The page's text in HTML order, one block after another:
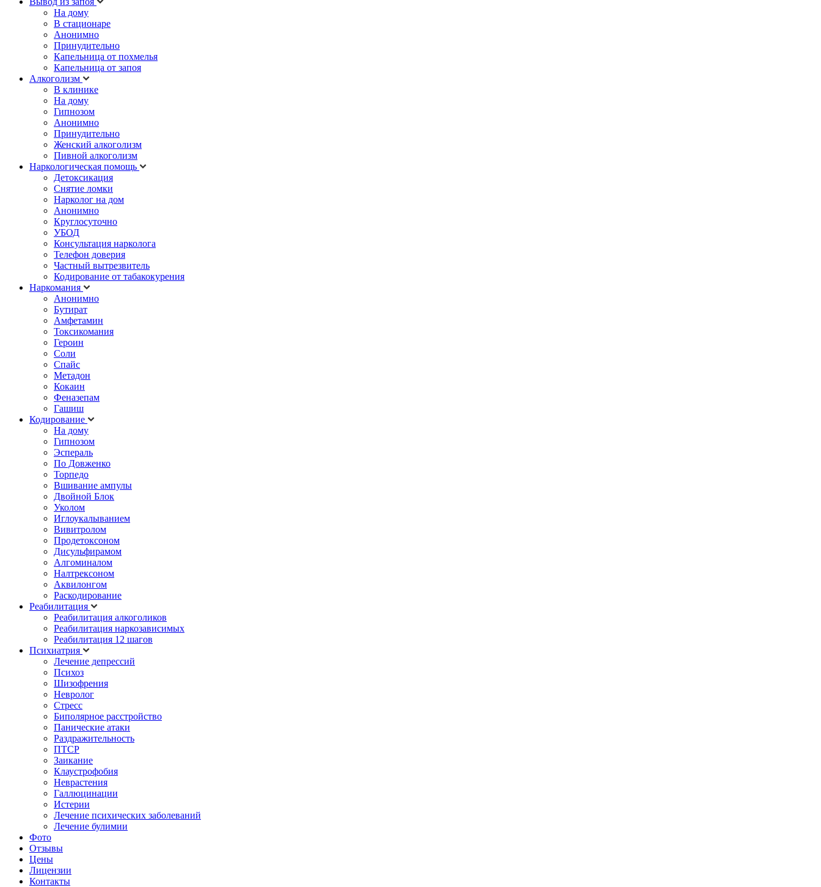
На дому
В стационаре
Анонимно
Принудительно
Капельница от похмелья
Капельница от запоя
Алкоголизм
В клинике
На дому
Гипнозом
Анонимно
Принудительно
Женский алкоголизм
Пивной алкоголизм
Наркологическая помощь
Детоксикация
Снятие ломки
Нарколог на дом
Анонимно
Круглосуточно
УБОД
Консультация нарколога
Телефон доверия
Частный вытрезвитель
Кодирование от табакокурения
Наркомания
Анонимно
Бутират
Амфетамин
Токсикомания
Героин
Соли
Спайс
Метадон
Кокаин
Феназепам
Гашиш
Кодирование
На дому
Гипнозом
Эспераль
По Довженко
Торпедо
Вшивание ампулы
Двойной Блок
Уколом
Иглоукалыванием
Вивитролом
Продетоксоном
Дисульфирамом
Алгоминалом
Налтрексоном
Аквилонгом
Раскодирование
Реабилитация
Реабилитация алкоголиков
Реабилитация наркозависимых
Реабилитация 12 шагов
Психиатрия
Лечение депрессий
Психоз
Шизофрения
Невролог
Стресс
Биполярное расстройство
Панические атаки
Раздражительность
ПТСР
Заикание
Клаустрофобия
Неврастения
Галлюцинации
Истерии
Лечение психических заболеваний
Лечение булимии
Фото
Отзывы
Цены
Лицензии
Контакты